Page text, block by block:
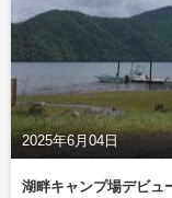
2025年6月04日
湖畔キャンプ場デビ